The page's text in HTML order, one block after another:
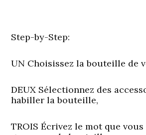
Step-by-Step:
UN Choisissez la bouteille de
DEUX Sélectionnez des
habiller la bouteille,
TROISÉcrivez le mot que